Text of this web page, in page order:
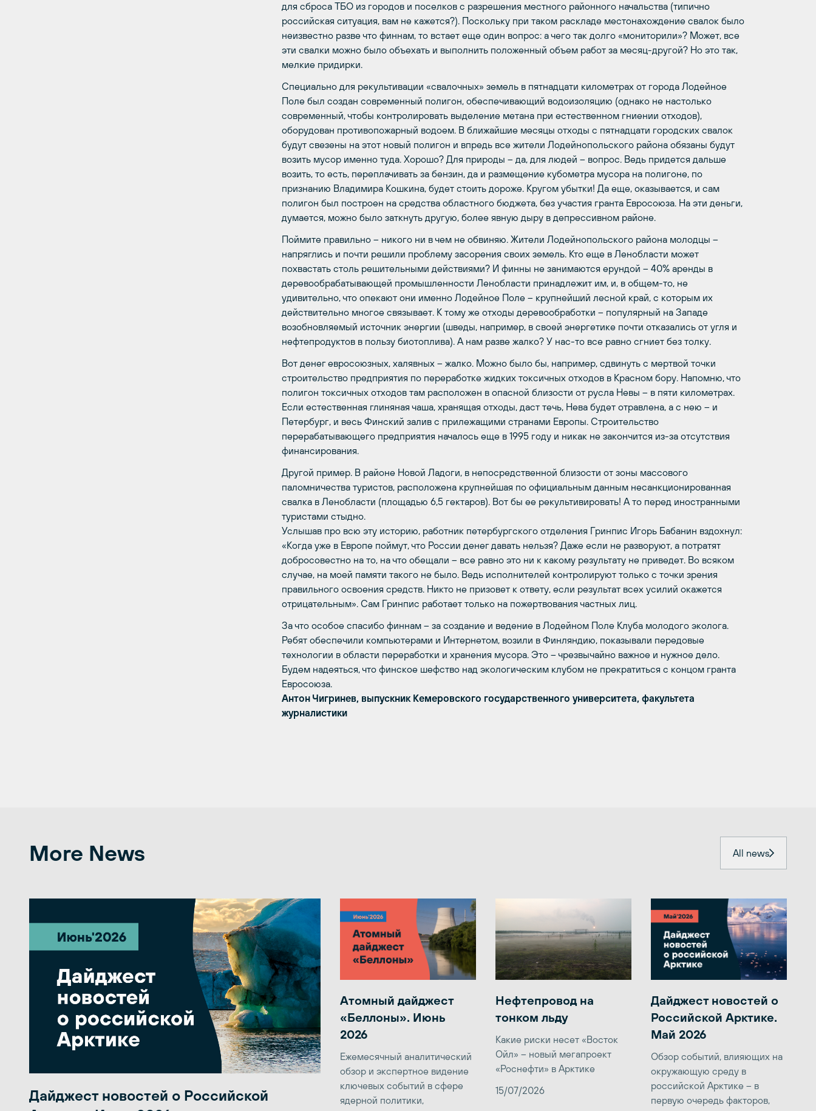
для сброса ТБО из городов и поселков с разрешения местного районного начальства (типично
российская ситуация, вам не кажется?). Поскольку при таком раскладе местонахождение свалок было
неизвестно разве что финнам, то встает еще один вопрос: а чего так долго «мониторили»? Может, все
эти свалки можно было объехать и выполнить положенный объем работ за месяц-другой? Но это так,
мелкие придирки.
Специально для рекультивации «свалочных» земель в пятнадцати километрах от города Лодейное
Поле был создан современный полигон, обеспечивающий водоизоляцию (однако не настолько
современный, чтобы контролировать выделение метана при естественном гниении отходов),
оборудован противопожарный водоем. В ближайшие месяцы отходы с пятнадцати городских свалок
будут свезены на этот новый полигон и впредь все жители Лодейнопольского района обязаны будут
возить мусор именно туда. Хорошо? Для природы – да, для людей – вопрос. Ведь придется дальше
возить, то есть, переплачивать за бензин, да и размещение кубометра мусора на полигоне, по
признанию Владимира Кошкина, будет стоить дороже. Кругом убытки! Да еще, оказывается, и сам
полигон был построен на средства областного бюджета, без участия гранта Евросоюза. На эти деньги,
думается, можно было заткнуть другую, более явную дыру в депрессивном районе.
Поймите правильно – никого ни в чем не обвиняю. Жители Лодейнопольского района молодцы –
напряглись и почти решили проблему засорения своих земель. Кто еще в Ленобласти может
похвастать столь решительными действиями? И финны не занимаются ерундой – 40% аренды в
деревообрабатывающей промышленности Ленобласти принадлежит им, и, в общем-то, не
удивительно, что опекают они именно Лодейное Поле – крупнейший лесной край, с которым их
действительно многое связывает. К тому же отходы деревообработки – популярный на Западе
возобновляемый источник энергии (шведы, например, в своей энергетике почти отказались от угля и
нефтепродуктов в пользу биотоплива). А нам разве жалко? У нас-то все равно сгниет без толку.
Вот денег евросоюзных, халявных – жалко. Можно было бы, например, сдвинуть с мертвой точки
строительство предприятия по переработке жидких токсичных отходов в Красном бору. Напомню, что
полигон токсичных отходов там расположен в опасной близости от русла Невы – в пяти километрах.
Если естественная глиняная чаша, хранящая отходы, даст течь, Нева будет отравлена, а с нею – и
Петербург, и весь Финский залив с прилежащими странами Европы. Строительство
перерабатывающего предприятия началось еще в 1995 году и никак не закончится из-за отсутствия
финансирования.
Другой пример. В районе Новой Ладоги, в непосредственной близости от зоны массового
паломничества туристов, расположена крупнейшая по официальным данным несанкционированная
свалка в Ленобласти (площадью 6,5 гектаров). Вот бы ее рекультивировать! А то перед иностранными
туристами стыдно.
Услышав про всю эту историю, работник петербургского отделения Гринпис Игорь Бабанин вздохнул:
«Когда уже в Европе поймут, что России денег давать нельзя? Даже если не разворуют, а потратят
добросовестно на то, на что обещали – все равно это ни к какому результату не приведет. Во всяком
случае, на моей памяти такого не было. Ведь исполнителей контролируют только с точки зрения
правильного освоения средств. Никто не призовет к ответу, если результат всех усилий окажется
отрицательным». Сам Гринпис работает только на пожертвования частных лиц.
За что особое спасибо финнам – за создание и ведение в Лодейном Поле Клуба молодого эколога.
Ребят обеспечили компьютерами и Интернетом, возили в Финляндию, показывали передовые
технологии в области переработки и хранения мусора. Это – чрезвычайно важное и нужное дело.
Будем надеяться, что финское шефство над экологическим клубом не прекратиться с концом гранта
Евросоюза.
Антон Чигринев, выпускник Кемеровского государственного университета, факультета
журналистики
More News All news
Дайджест новостей о Российской
Атомный дайджест
«Беллоны». Июнь
2026
Ежемесячный аналитический
обзор и экспертное видение
ключевых событий в сфере
ядерной политики,
Нефтепровод на
тонком льду
Какие риски несет «Восток
Ойл» – новый мегапроект
«Роснефти» в Арктике
15/07/2026
Дайджест новостей о
Российской Арктике.
Май 2026
Обзор событий, влияющих на
окружающую среду в
российской Арктике – в
первую очередь факторов,